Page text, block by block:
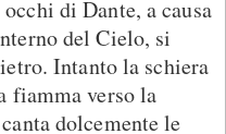
di Dante, a causa
del Cielo, si
Intanto la schiera
fiamma verso la
dolcemente le